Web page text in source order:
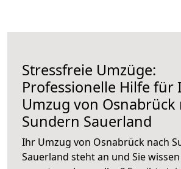
Stressfreie Umzüge:
Professionelle Hilfe für
Umzug von Osnabrück
Sundern Sauerland
Ihr Umzug von Osnabrück nach
Sauerland steht an und Sie